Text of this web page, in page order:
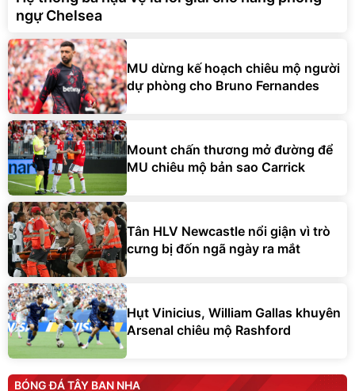
ngự Chelsea
MU dừng kế hoạch chiêu mộ người
dự phòng cho Bruno Fernandes
Mount chấn thương mở đường để
MU chiêu mộ bản sao Carrick
Tân HLV Newcastle nổi giận vì trò
cưng bị đốn ngã ngày ra mắt
Hụt Vinicius, William Gallas khuyên
Arsenal chiêu mộ Rashford
BÓNG ĐÁ TÂY BAN NHA